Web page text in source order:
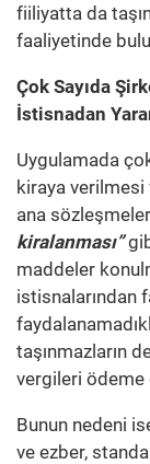
fiiliyatta da
faaliyetinde
Çok Sayıda
İstisnadan
Uygulamada
kiraya verilmesi
ana
kiralanması”
maddeler
istisnalarından
taşınmazların
vergileri ödeme
Bunun nedeni
ve ezber,